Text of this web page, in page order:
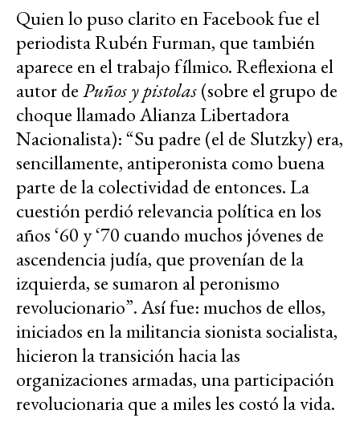
Quien lo puso clarito en Facebook fue el
periodista Rubén Furman, que también
aparece en el trabajo fílmico. Reflexiona el
autor dePuños y pistolas(sobre el grupo de
choque llamado Alianza Libertadora
Nacionalista): “Su padre (el de Slutzky) era,
sencillamente, antiperonista como buena
parte de la colectividad de entonces. La
cuestión perdió relevancia política en los
años ‘60 y ‘70 cuando muchos jóvenes de
ascendencia judía, que provenían de la
izquierda, se sumaron al peronismo
revolucionario”. Así fue: muchos de ellos,
iniciados en la militancia sionista socialista,
hicieron la transición hacia las
organizaciones armadas, una participación
revolucionaria que a miles les costó la vida.